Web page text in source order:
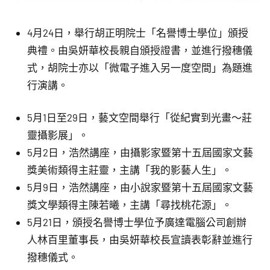
4月24日，舉行胡正明院士「名譽博士學位」頒授
典禮。由吳妍華校長親自頒授證書，並進行撥穗儀
式，胡院士亦以「微電子進入另一度空間」為題進
行演講。
5月1日至29日，藝文空間舉行「從紀實到光畫～莊
靈攝影展」。
5月2日，浩然講座，由攝影家暨第十五屆國家文藝
獎美術類得主莊靈，主講「我的影藝人生」。
5月9日，浩然講座，由小說家暨第十五屆國家文藝
獎文學類得主陳若曦，主講「尋找桃花源」。
5月21日，頒授名譽博士學位予廣達電腦公司創辦
人林百里董事長，由吳妍華校長宣讀表彰辭並進行
撥穗儀式。